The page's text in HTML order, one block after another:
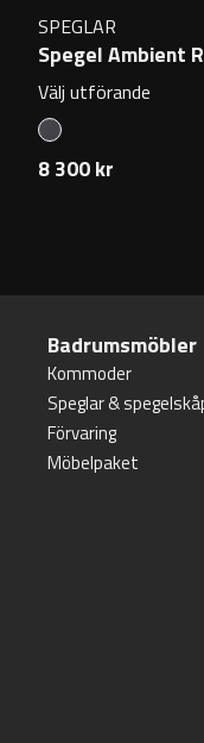
SPEGLAR
Spegel Ambient
Välj utförande
8 300 kr
Badrumsmöbler
Kommoder
Speglar &
Förvaring
Möbelpaket